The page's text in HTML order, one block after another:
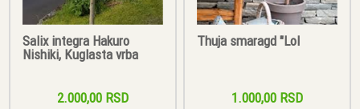
Salix integra Hakuro
Nishiki, Kuglasta vrba
2.000,00 RSD
Thuja smaragd "Lol
1.000,00 RSD